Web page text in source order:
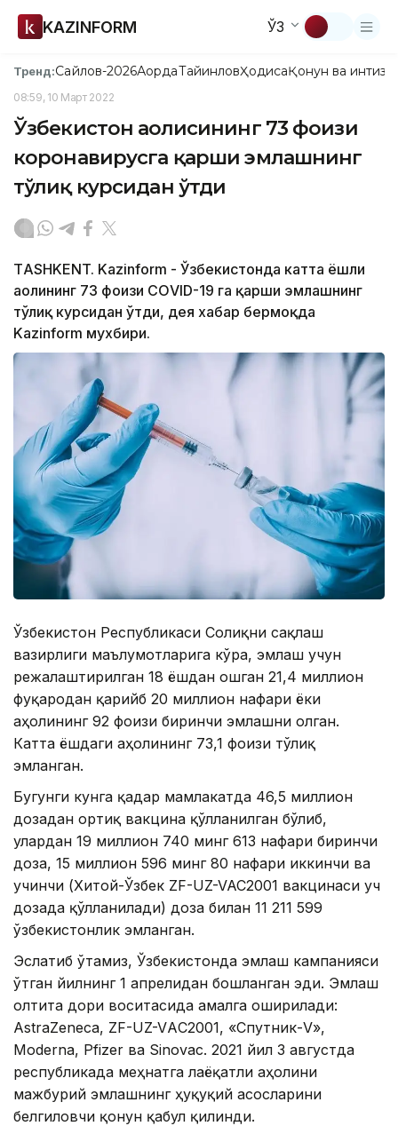
KAZINFORM ЎЗ
Тренд:Сайлов-2026АқордаТайинловҲодисаҚонун ва
08:59, 10 Март 2022
Ўзбекистон аҳолисининг 73 фоизи
коронавирусга қарши эмлашнинг
тўлиқ курсидан ўтди
ТASHKENT. Kazinform - Ўзбекистонда катта ёшли
аҳолининг 73 фоизи CОVID-19 га қарши эмлашнинг
тўлиқ курсидан ўтди, дея хабар бермоқда
Kazinform мухбири.
Ўзбекистон Республикаси Соғлиқни сақлаш
вазирлиги маълумотларига кўра, эмлаш учун
режалаштирилган 18 ёшдан ошган 21,4 миллион
фуқародан қарийб 20 миллион нафари ёки
аҳолининг 92 фоизи биринчи эмлашни олган.
Катта ёшдаги аҳолининг 73,1 фоизи тўлиқ
эмланган.
Бугунги кунга қадар мамлакатда 46,5 миллион
дозадан ортиқ вакцина қўлланилган бўлиб,
улардан 19 миллион 740 минг 613 нафари биринчи
доза, 15 миллион 596 минг 80 нафари иккинчи ва
учинчи (Хитой-Ўзбек ZF-UZ-VAC2001 вакцинаси уч
дозада қўлланилади) доза билан 11 211 599
ўзбекистонлик эмланган.
Эслатиб ўтамиз, Ўзбекистонда эмлаш кампанияси
ўтган йилнинг 1 апрелидан бошланган эди. Эмлаш
олтита дори воситасида амалга оширилади:
АstraZeneca, ZF-UZ-VАC2001, «Спутник-V»,
Моderna, Pfizer ва Sinovac. 2021 йил 3 августда
республикада меҳнатга лаёқатли аҳолини
мажбурий эмлашнинг ҳуқуқий асосларини
белгиловчи қонун қабул қилинди.